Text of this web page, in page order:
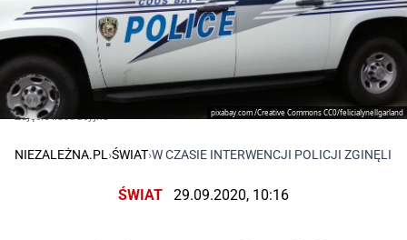
pixabay.com /Creative Commons CC0/felicialynellgarland
Zdjęcie ilustracyjne
NIEZALEŻNA.PL ›ŚWIAT›W CZASIE INTERWENCJI POLICJI ZGINĘLI
ŚWIAT 29.09.2020, 10:16